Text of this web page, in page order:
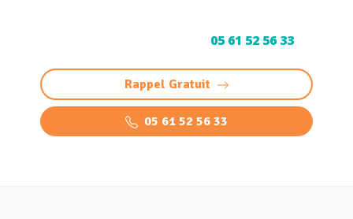
05 61 52 56 33
Rappel Gratuit
05 61 52 56 33